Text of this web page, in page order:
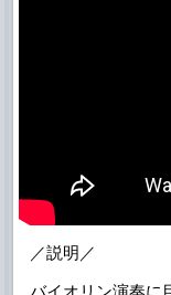
／説明／
バイオリン演奏に